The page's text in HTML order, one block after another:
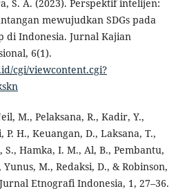
S. A. (2023). Perspektif intelijen:
mewujudkan SDGs pada
di Indonesia. Jurnal Kajian
6(1).
cgi/viewcontent.cgi?
M., Pelaksana, R., Kadir, Y.,
H., Keuangan, D., Laksana, T.,
Hamka, I. M., Al, B., Pembantu,
M., Redaksi, D., & Robinson,
Etnografi Indonesia, 1, 27–36.